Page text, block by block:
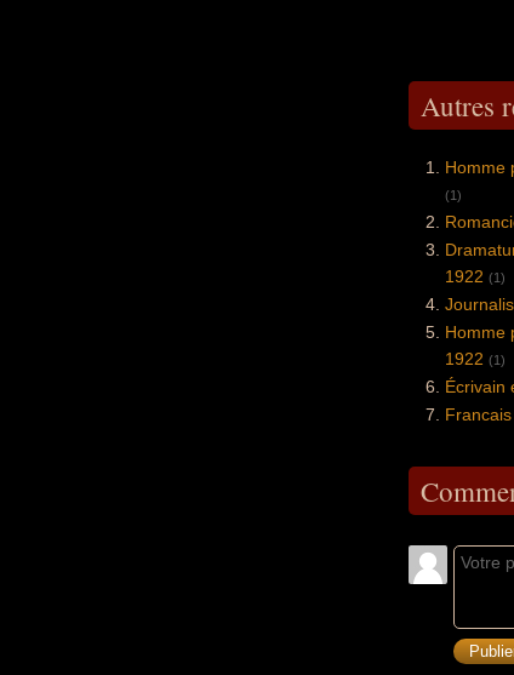
Autres
Homme
(1)
1922 (1)
Homme
1922 (1)
Écrivain